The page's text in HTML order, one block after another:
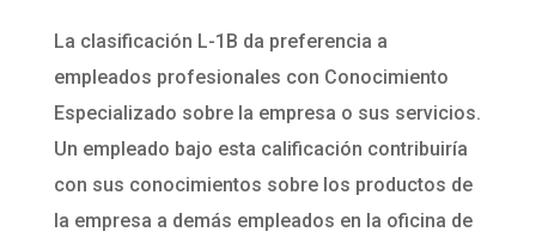
La clasificación L-1B da preferencia a
empleados profesionales con Conocimiento
Especializado sobre la empresa o sus servicios.
Un empleado bajo esta calificación contribuiría
con sus conocimientos sobre los productos de
la empresa a demás empleados en la oficina de